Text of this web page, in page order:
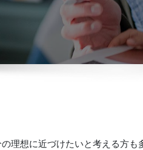
理想に近づけたいと考える方も